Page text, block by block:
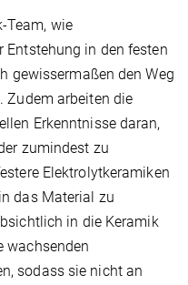
Team, wie
in den festen
gewissermaßen den Weg
Zudem arbeiten die
Erkenntnisse daran,
zumindest zu
Elektrolytkeramiken
das Material zu
in die Keramik
wachsenden
sodass sie nicht an